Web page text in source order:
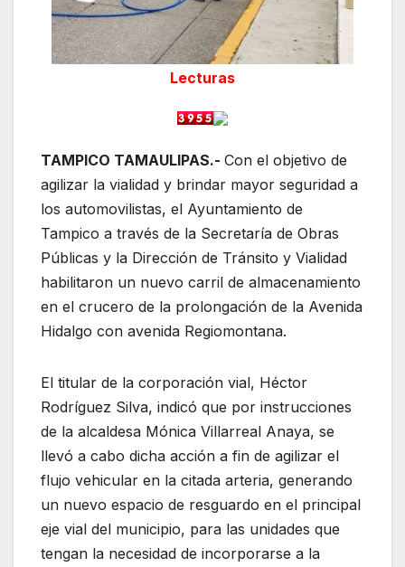
Lecturas
TAMPICO TAMAULIPAS.- Con el objetivo de
agilizar la vialidad y brindar mayor seguridad a
los automovilistas, el Ayuntamiento de
Tampico a través de la Secretaría de Obras
Públicas y la Dirección de Tránsito y Vialidad
habilitaron un nuevo carril de almacenamiento
en el crucero de la prolongación de la Avenida
Hidalgo con avenida Regiomontana.
El titular de la corporación vial, Héctor
Rodríguez Silva, indicó que por instrucciones
de la alcaldesa Mónica Villarreal Anaya, se
llevó a cabo dicha acción a fin de agilizar el
flujo vehicular en la citada arteria, generando
un nuevo espacio de resguardo en el principal
eje vial del municipio, para las unidades que
tengan la necesidad de incorporarse a la